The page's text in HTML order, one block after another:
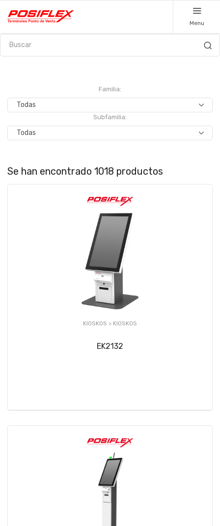
Menu
Familia:
Subfamilia:
Se han encontrado 1018 productos
KIOSKOS > KIOSKOS
EK2132